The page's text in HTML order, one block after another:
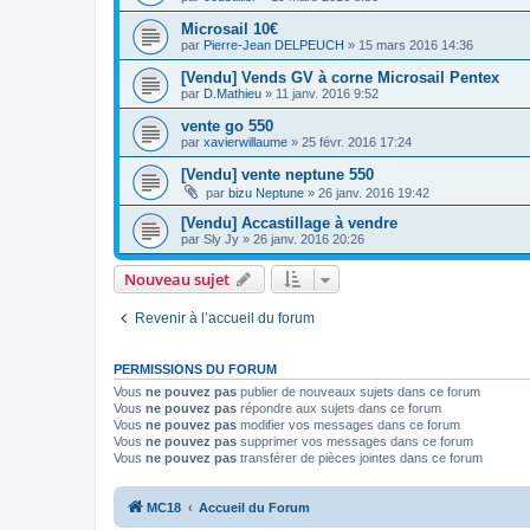
Microsail 10€
par Pierre-Jean DELPEUCH » 15 mars 2016 14:36
[Vendu] Vends GV à corne Microsail Pentex
par D.Mathieu » 11 janv. 2016 9:52
vente go 550
par xavierwillaume » 25 févr. 2016 17:24
[Vendu] vente neptune 550
par bizu Neptune » 26 janv. 2016 19:42
[Vendu] Accastillage à vendre
par Sly Jy » 26 janv. 2016 20:26
Nouveau sujet
Revenir à l’accueil du forum
PERMISSIONS DU FORUM
Vous ne pouvez pas publier de nouveaux sujets dans ce forum
Vous ne pouvez pas répondre aux sujets dans ce forum
Vous ne pouvez pas modifier vos messages dans ce forum
Vous ne pouvez pas supprimer vos messages dans ce forum
Vous ne pouvez pas transférer de pièces jointes dans ce forum
MC18 Accueil du Forum